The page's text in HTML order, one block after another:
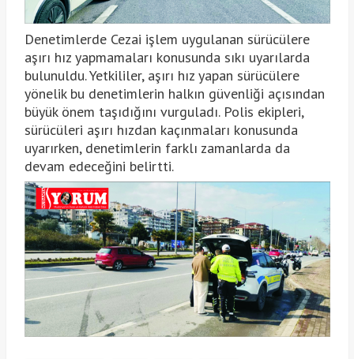
Denetimlerde Cezai işlem uygulanan sürücülere
aşırı hız yapmamaları konusunda sıkı uyarılarda
bulunuldu. Yetkililer, aşırı hız yapan sürücülere
yönelik bu denetimlerin halkın güvenliği açısından
büyük önem taşıdığını vurguladı. Polis ekipleri,
sürücüleri aşırı hızdan kaçınmaları konusunda
uyarırken, denetimlerin farklı zamanlarda da
devam edeceğini belirtti.